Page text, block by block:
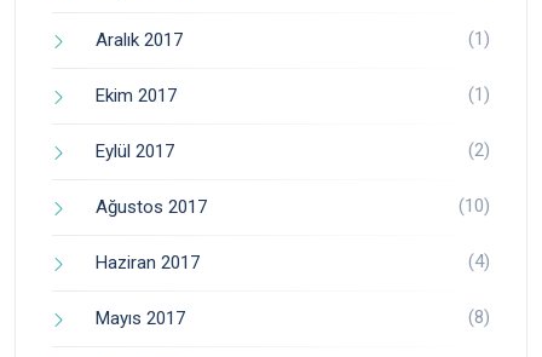
Aralık 2017 (1)
Ekim 2017 (1)
Eylül 2017 (2)
Ağustos 2017 (10)
Haziran 2017 (4)
Mayıs 2017 (8)